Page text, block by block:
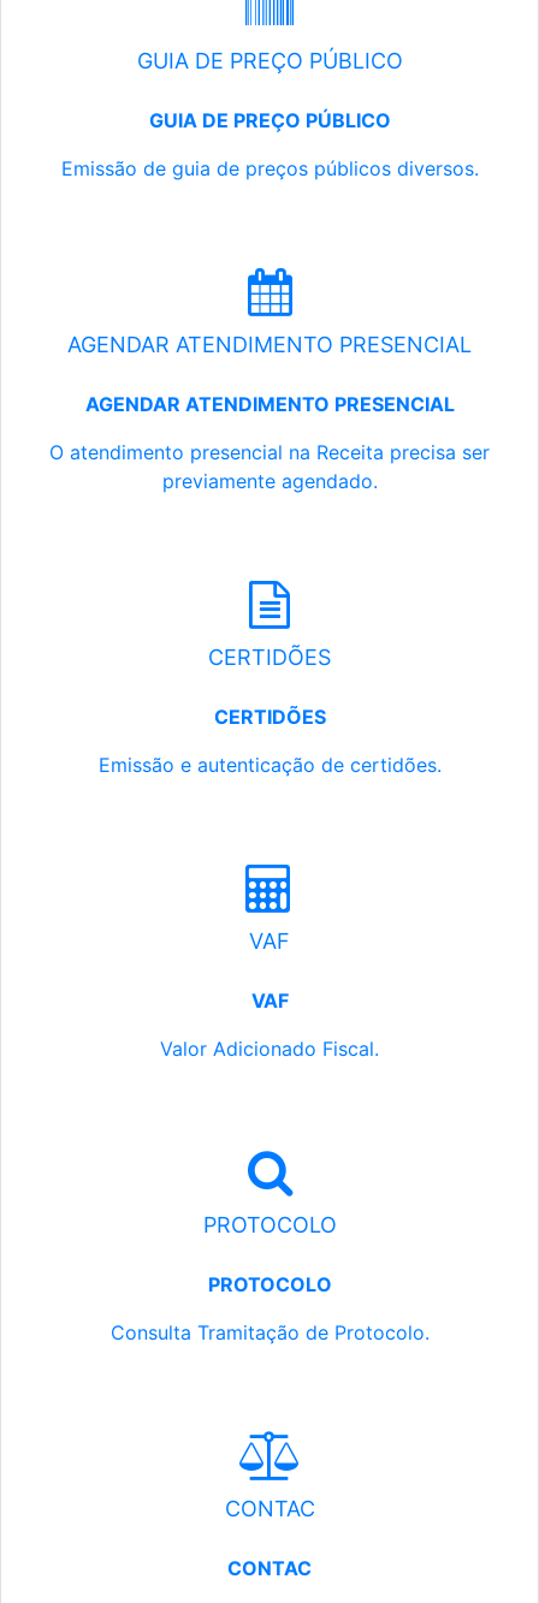
GUIA DE PREÇO PÚBLICO
GUIA DE PREÇO PÚBLICO
Emissão de guia de preços públicos diversos.
AGENDAR ATENDIMENTO PRESENCIAL
AGENDAR ATENDIMENTO PRESENCIAL
O atendimento presencial na Receita precisa ser
previamente agendado.
CERTIDÕES
CERTIDÕES
Emissão e autenticação de certidões.
VAF
VAF
Valor Adicionado Fiscal.
PROTOCOLO
PROTOCOLO
Consulta Tramitação de Protocolo.
CONTAC
CONTAC